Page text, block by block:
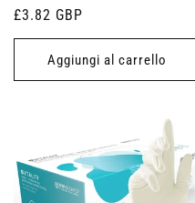
Prezzo
di
listino
£3.82 GBP
Aggiungi al carrello